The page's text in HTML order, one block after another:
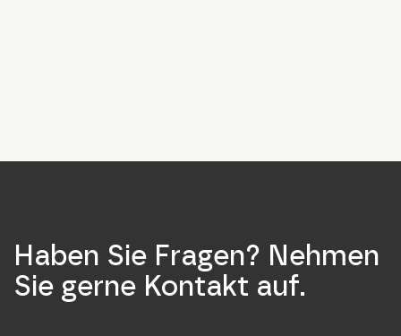
Haben Sie Fragen? Nehmen
Sie gerne Kontakt auf.